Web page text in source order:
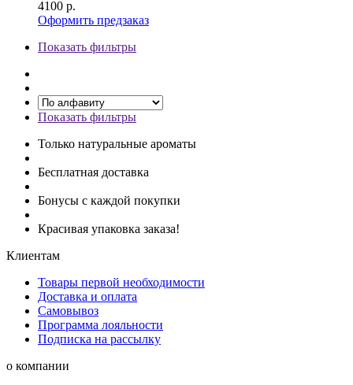
4100 р.
Оформить предзаказ
Показать фильтры
Показать фильтры
Только натуральные ароматы
Бесплатная доставка
Бонусы с каждой покупки
Красивая упаковка заказа!
Клиентам
Товары первой необходимости
Доставка и оплата
Самовывоз
Программа лояльности
Подписка на рассылку
о компании